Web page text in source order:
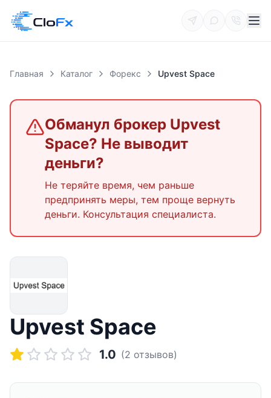
Главная Каталог Форекс Upvest Space
Обманул брокер Upvest
Space? Не выводит
деньги?
Не теряйте время, чем раньше
предпринять меры, тем проще вернуть
деньги. Консультация специалиста.
Upvest Space
1.0 (2 отзывов)